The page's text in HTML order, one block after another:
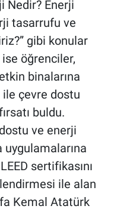
Nedir? Enerji
tasarrufu ve
gibi konular
ise öğrenciler,
binalarına
çevre dostu
buldu.
ve enerji
uygulamalarına
sertifikasını
ile alan
Kemal Atatürk